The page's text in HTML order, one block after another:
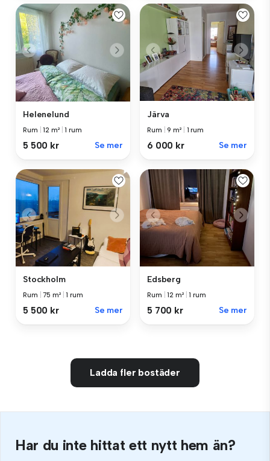
Helenelund
Rum |12 m² |1 rum
5 500 kr Se mer
Järva
Rum |9 m² 1 rum
6 000 kr Se mer
Stockholm
Rum |75 m² |1 rum
5 500 kr Se mer
Edsberg
Rum |12 m² |1 rum
5 700 kr Se mer
Ladda fler bostäder
Har du inte hittat ett nytt hem än?